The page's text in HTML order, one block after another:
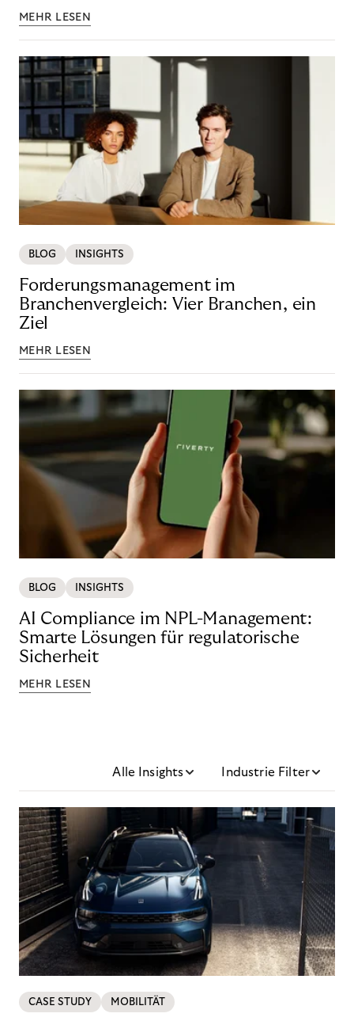
MEHR LESEN
BLOG INSIGHTS
Forderungsmanagement im
Branchenvergleich: Vier Branchen, ein
Ziel
MEHR LESEN
BLOG INSIGHTS
AI Compliance im NPL-Management:
Smarte Lösungen für regulatorische
Sicherheit
MEHR LESEN
Alle Insights Industrie Filter
CASE STUDY MOBILITÄT